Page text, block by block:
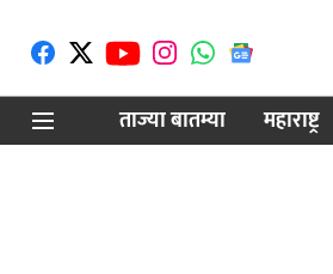
ताज्या बातम्या
महाराष्ट्र